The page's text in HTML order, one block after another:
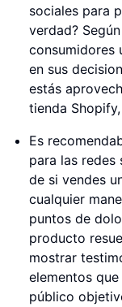
sociales para
verdad?
consumidores
en sus
estás
tienda
Es
para las redes
de si vendes
cualquier
puntos de
producto
mostrar
elementos
público